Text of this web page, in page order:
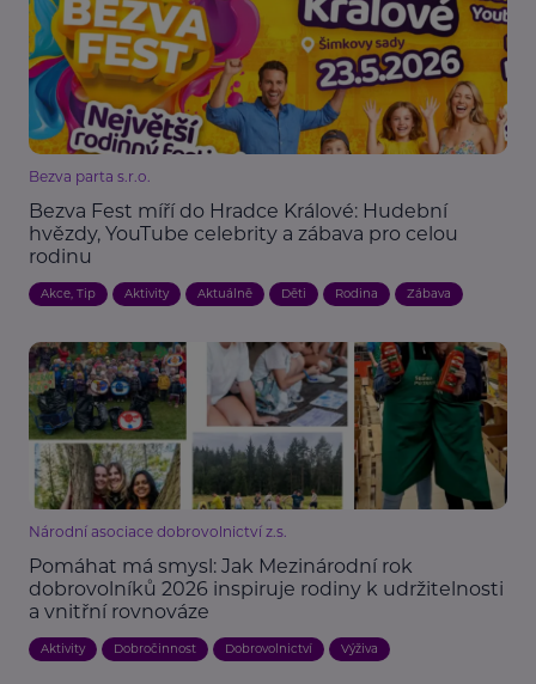
Bezva parta s.r.o.
Bezva Fest míří do Hradce Králové: Hudební
hvězdy, YouTube celebrity a zábava pro celou
rodinu
Akce, Tip Aktivity Aktuálně Děti Rodina Zábava
Národní asociace dobrovolnictví z.s.
Pomáhat má smysl: Jak Mezinárodní rok
dobrovolníků 2026 inspiruje rodiny k udržitelnosti
a vnitřní rovnováze
Aktivity Dobročinnost Dobrovolnictví Výživa